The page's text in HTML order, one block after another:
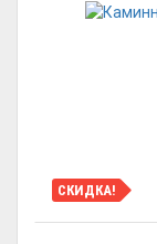
СКИДКА!